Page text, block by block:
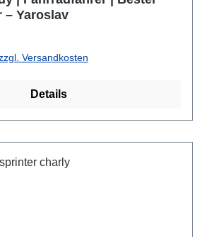
– Yaroslav
Versandkosten
Details